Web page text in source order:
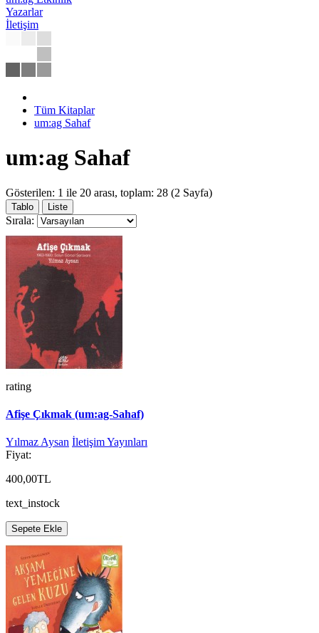
Yazarlar
İletişim
Tüm Kitaplar
um:ag Sahaf
um:ag Sahaf
Gösterilen: 1 ile 20 arası, toplam: 28 (2 Sayfa)
Tablo Liste
Sırala:
rating
Afişe Çıkmak (um:ag-Sahaf)
Yılmaz Aysan İletişim Yayınları
Fiyat:
400,00TL
text_instock
Sepete Ekle